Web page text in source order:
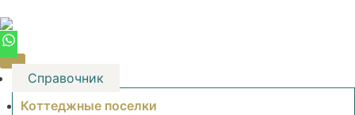
to
content
Справочник
Коттеджные поселки